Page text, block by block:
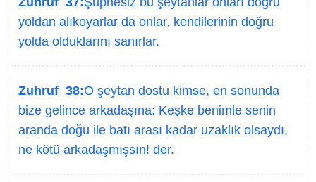
yoldan alıkoyarlar da onlar, kendilerinin doğru
yolda olduklarını sanırlar.
Zuhruf 38:O şeytan dostu kimse, en sonunda
bize gelince arkadaşına: Keşke benimle senin
aranda doğu ile batı arası kadar uzaklık olsaydı,
ne kötü arkadaşmışsın! der.